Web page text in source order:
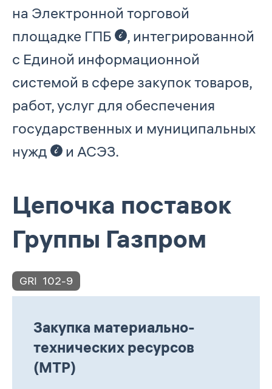
на Электронной торговой
площадке ГПБ
, интегрированной
с Единой информационной
системой в сфере закупок товаров,
работ, услуг для обеспечения
государственных и муниципальных
нужд
и АСЭЗ.
Цепочка поставок
Группы Газпром
GRI 102-9
Закупка материально-
технических ресурсов
(МТР)